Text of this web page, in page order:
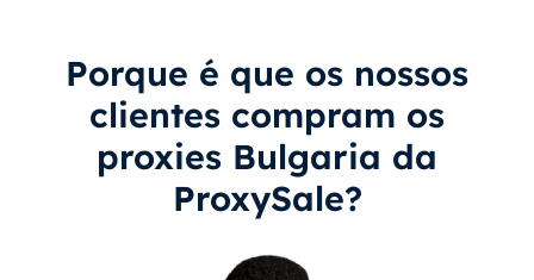
Porque é que os nossos
clientes compram os
proxies Bulgaria da
ProxySale?